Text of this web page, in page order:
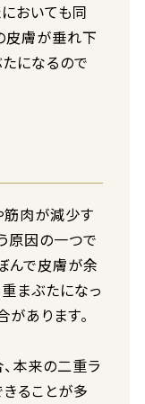
おいても同
皮膚が垂れ下
になるので
筋肉が減少す
原因の一つで
んで皮膚が余
まぶたになっ
あります。
本来の二重ラ
ることが多